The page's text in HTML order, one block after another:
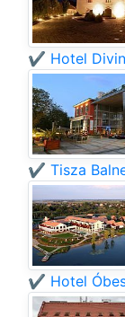
✔️ Hotel
✔️ Tisza
✔️ Hotel